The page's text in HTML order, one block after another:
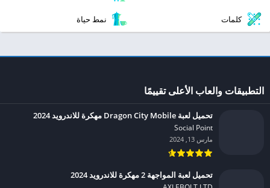
كلمات نمط حياة
التطبيقات والعاب الأعلى تقييمًا
تحميل لعبة Dragon City Mobile مهكرة للاندرويد 2024
Social Point‏
مارس 13, 2024
تحميل لعبة المواجهة 2 مهكرة للاندرويد 2024